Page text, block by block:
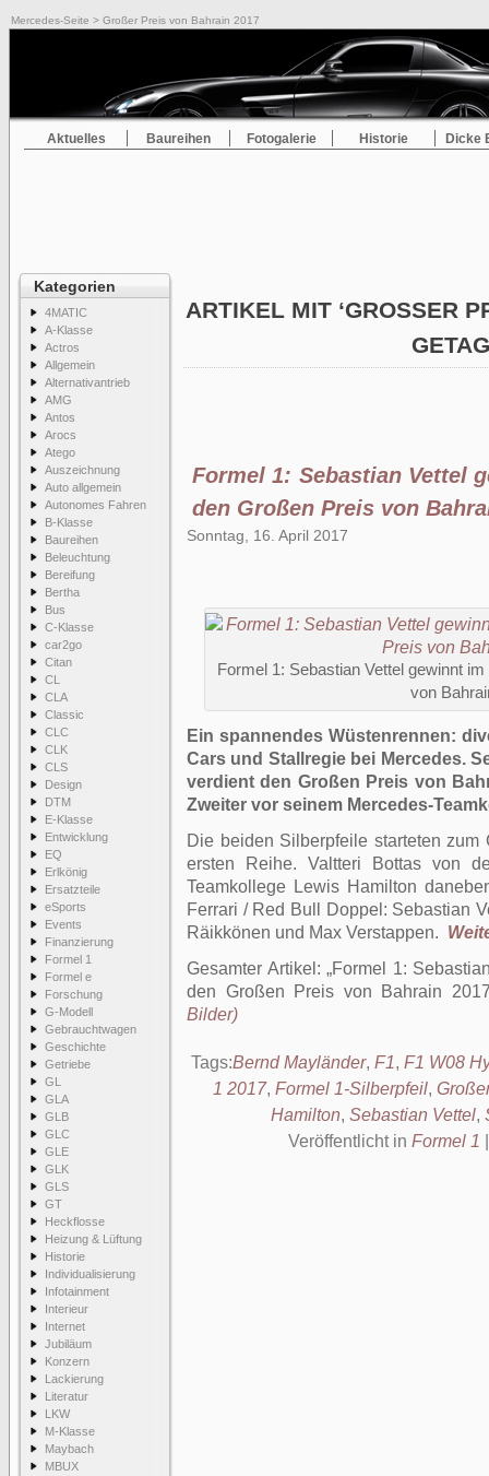
Mercedes-Seite > Großer Preis von Bahrain 2017
Aktuelles Baureihen Fotogalerie Historie Dicke
Kategorien
4MATIC
A-Klasse
Actros
Allgemein
Alternativantrieb
AMG
Antos
Arocs
Atego
Auszeichnung
Auto allgemein
Autonomes Fahren
B-Klasse
Baureihen
Beleuchtung
Bereifung
Bertha
Bus
C-Klasse
car2go
Citan
CL
CLA
Classic
CLC
CLK
CLS
Design
DTM
E-Klasse
Entwicklung
EQ
Erlkönig
Ersatzteile
eSports
Events
Finanzierung
Formel 1
Formel e
Forschung
G-Modell
Gebrauchtwagen
Geschichte
Getriebe
GL
GLA
GLB
GLC
GLE
GLK
GLS
GT
Heckflosse
Heizung & Lüftung
Historie
Individualisierung
Infotainment
Interieur
Internet
Jubiläum
Konzern
Lackierung
Literatur
LKW
M-Klasse
Maybach
MBUX
ARTIKEL MIT ‘GROSSER
Formel 1: Sebastian Vettel
den Großen Preis von
Sonntag, 16. April 2017
Formel 1: Sebastian Vettel gewinnt
von
Ein spannendes Wüstenrennen:
Cars und Stallregie bei Mercedes.
verdient den Großen Preis von
Zweiter vor seinem Mercedes-
Die beiden Silberpfeile starteten
ersten Reihe. Valtteri Bottas von
Teamkollege Lewis Hamilton
Ferrari / Red Bull Doppel: Sebastian
Räikkönen und Max Verstappen.
Gesamter Artikel: Formel 1:
den Großen Preis von Bahrain
Bilder)
Tags:Bernd Mayländer, F1, F1 W08
1 2017, Formel 1-Silberpfeil,
Hamilton, Sebastian Vettel,
Veröffentlicht in Formel 1